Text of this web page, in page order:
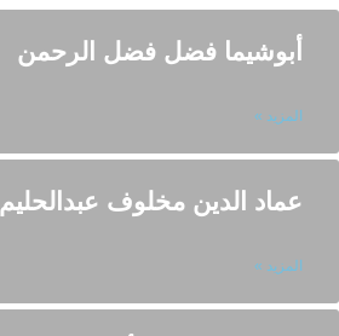
أبوشيما فضل فضل الرحمن
المزيد »
عماد الدين مخلوف عبدالحليم
المزيد »